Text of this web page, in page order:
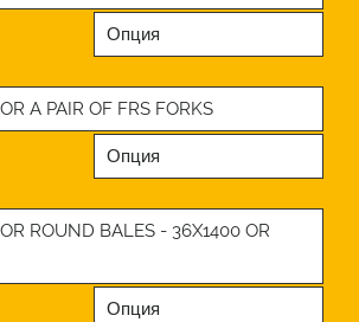
Опция
A PAIR OF FRS FORKS
Опция
ROUND BALES - 36X1400 OR
Опция